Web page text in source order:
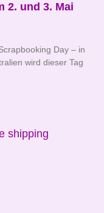
2. und 3. Mai
Day – in
wird dieser Tag